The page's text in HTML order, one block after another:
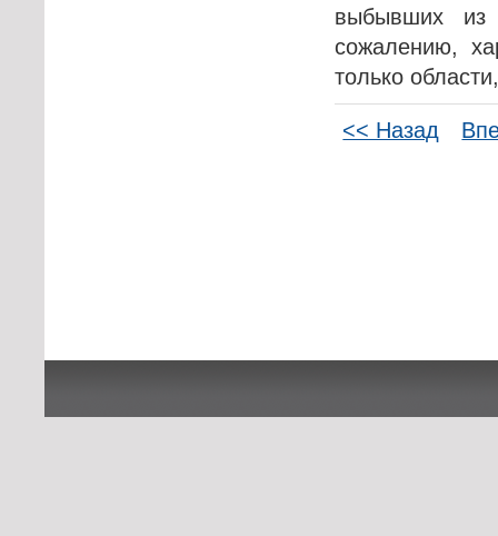
выбывших из
сожалению,
только
<< Назад